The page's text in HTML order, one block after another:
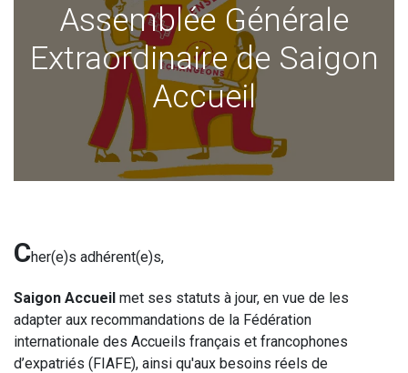
Assemblée Générale
Extraordinaire de Saigon
Accueil
Cher(e)s adhérent(e)s,
Saigon Accueil met ses statuts à jour, en vue de les
adapter aux recommandations de la Fédération
internationale des Accueils français et francophones
d’expatriés (FIAFE), ainsi qu'aux besoins réels de